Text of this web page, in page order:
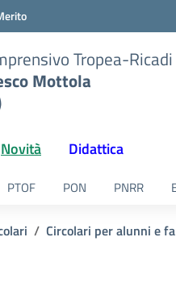
Tropea-Ricadi
Mottola
Novità Didattica
PTOF PON PNRR
Circolari per alunni e